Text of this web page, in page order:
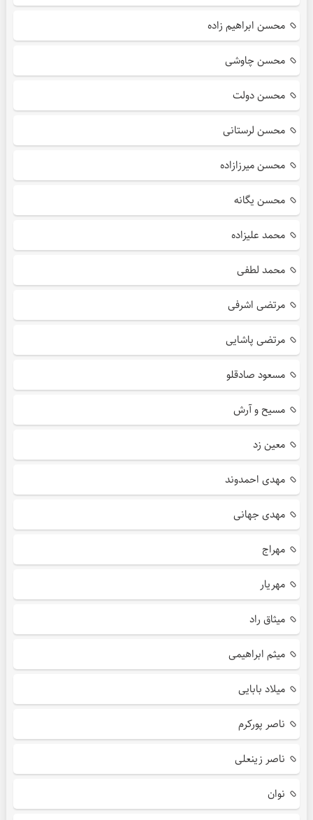
محسن ابراهیم زاده
محسن چاوشی
محسن دولت
محسن لرستانی
محسن میرزازاده
محسن یگانه
محمد علیزاده
محمد لطفی
مرتضی اشرفی
مرتضی پاشایی
مسعود صادقلو
مسیح و آرش
معین زد
مهدی احمدوند
مهدی جهانی
مهراج
مهریار
میثاق راد
میثم ابراهیمی
میلاد بابایی
ناصر پورکرم
ناصر زینعلی
نوان